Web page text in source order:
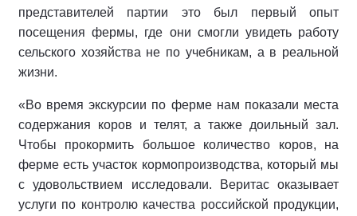
представителей партии это был первый опыт
посещения фермы, где они смогли увидеть работу
сельского хозяйства не по учебникам, а в реальной
жизни.
«Во время экскурсии по ферме нам показали места
содержания коров и телят, а также доильный зал.
Чтобы прокормить большое количество коров, на
ферме есть участок кормопроизводства, который мы
с удовольствием исследовали. Веритас оказывает
услуги по контролю качества российской продукции,